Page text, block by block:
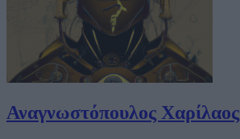
Αναγνωστόπουλος Χαρίλαος